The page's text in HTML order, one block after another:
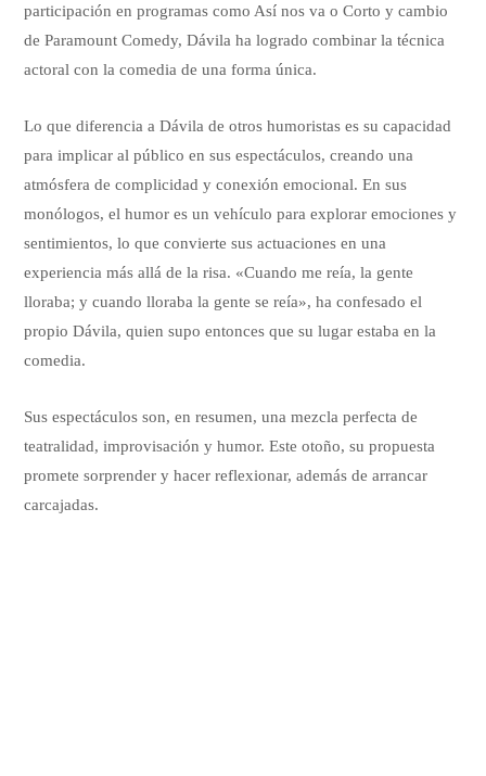
participación en programas como Así nos va o Corto y cambio
de Paramount Comedy, Dávila ha logrado combinar la técnica
actoral con la comedia de una forma única.
Lo que diferencia a Dávila de otros humoristas es su capacidad
para implicar al público en sus espectáculos, creando una
atmósfera de complicidad y conexión emocional. En sus
monólogos, el humor es un vehículo para explorar emociones y
sentimientos, lo que convierte sus actuaciones en una
experiencia más allá de la risa. «Cuando me reía, la gente
lloraba; y cuando lloraba la gente se reía», ha confesado el
propio Dávila, quien supo entonces que su lugar estaba en la
comedia.
Sus espectáculos son, en resumen, una mezcla perfecta de
teatralidad, improvisación y humor. Este otoño, su propuesta
promete sorprender y hacer reflexionar, además de arrancar
carcajadas.